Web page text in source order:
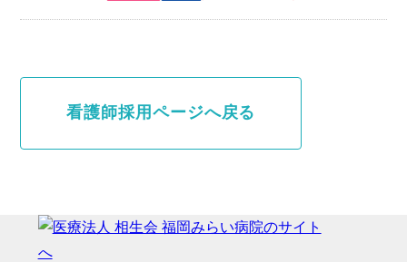
看護師採用ページへ戻る